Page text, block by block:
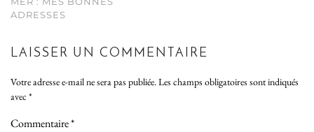
ADRESSES
LAISSER UN COMMENTAIRE
Votre adresse e-mail ne sera pas publiée.Les champs obligatoires sont indiqués
avec *
Commentaire*